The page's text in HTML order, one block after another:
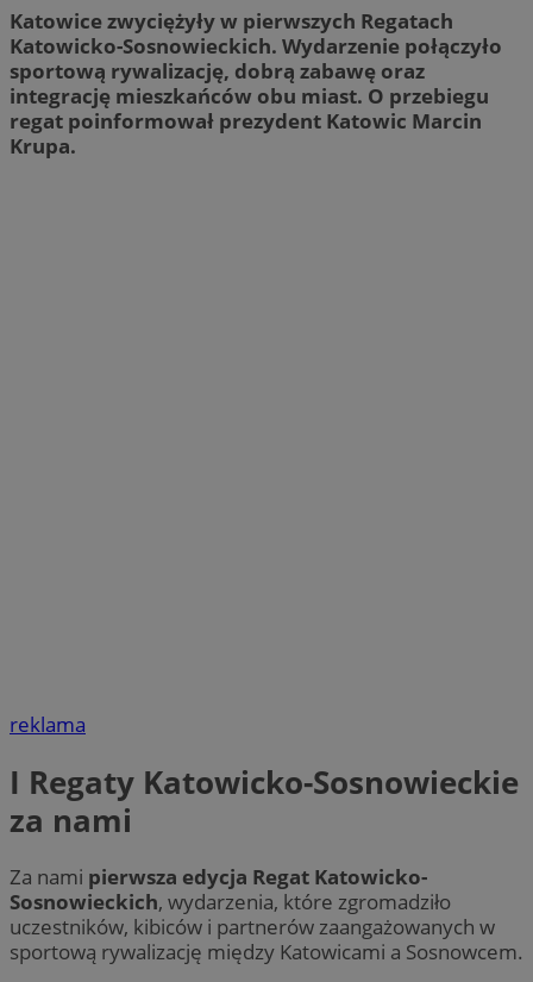
Katowice zwyciężyły w pierwszych Regatach
Katowicko-Sosnowieckich. Wydarzenie połączyło
sportową rywalizację, dobrą zabawę oraz
integrację mieszkańców obu miast. O przebiegu
regat poinformował prezydent Katowic Marcin
Krupa.
reklama
I Regaty Katowicko-Sosnowieckie
za nami
Za nami pierwsza edycja Regat Katowicko-
Sosnowieckich, wydarzenia, które zgromadziło
uczestników, kibiców i partnerów zaangażowanych w
sportową rywalizację między Katowicami a Sosnowcem.